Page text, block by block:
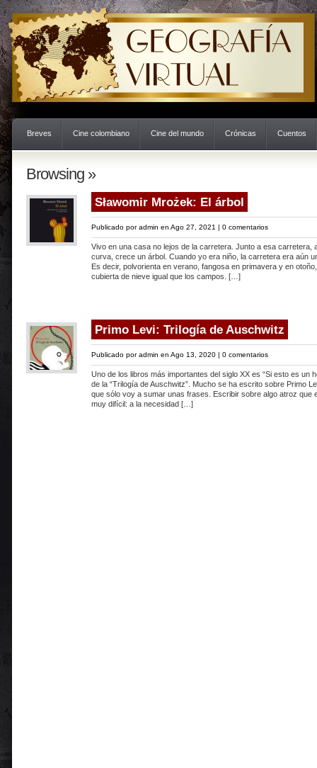
Breves Cine colombiano Cine del mundo Crónicas Cuentos
Browsing »
Sławomir Mrożek: El árbol
Publicado poradmin en Ago 27, 2021 | 0 comentarios
Vivo en una casa no lejos de la carretera. Junto a esa carretera,
curva, crece un árbol. Cuando yo era niño, la carretera era aún
Es decir, polvorienta en verano, fangosa en primavera y en
cubierta de nieve igual que los campos. […]
Primo Levi: Trilogía de Auschwitz
Publicado poradmin en Ago 13, 2020 | 0 comentarios
Uno de los libros más importantes del siglo XX es “Si esto es un
de la “Trilogía de Auschwitz”. Mucho se ha escrito sobre Primo
que sólo voy a sumar unas frases. Escribir sobre algo atroz que
muy difícil: a la necesidad […]